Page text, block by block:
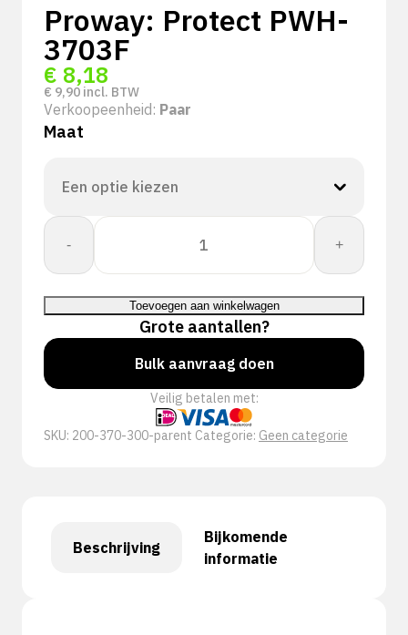
Proway: Protect PWH-
3703F
€ 8,18
€ 9,90 incl. BTW
Verkoopeenheid: Paar
Maat
-
Proway:
Protect
PWH-
3703F
aantal
+
Toevoegen aan winkelwagen
Grote aantallen?
Bulk aanvraag doen
Veilig betalen met:
SKU: 200-370-300-parent Categorie: Geen categorie
Beschrijving
Bijkomende
informatie